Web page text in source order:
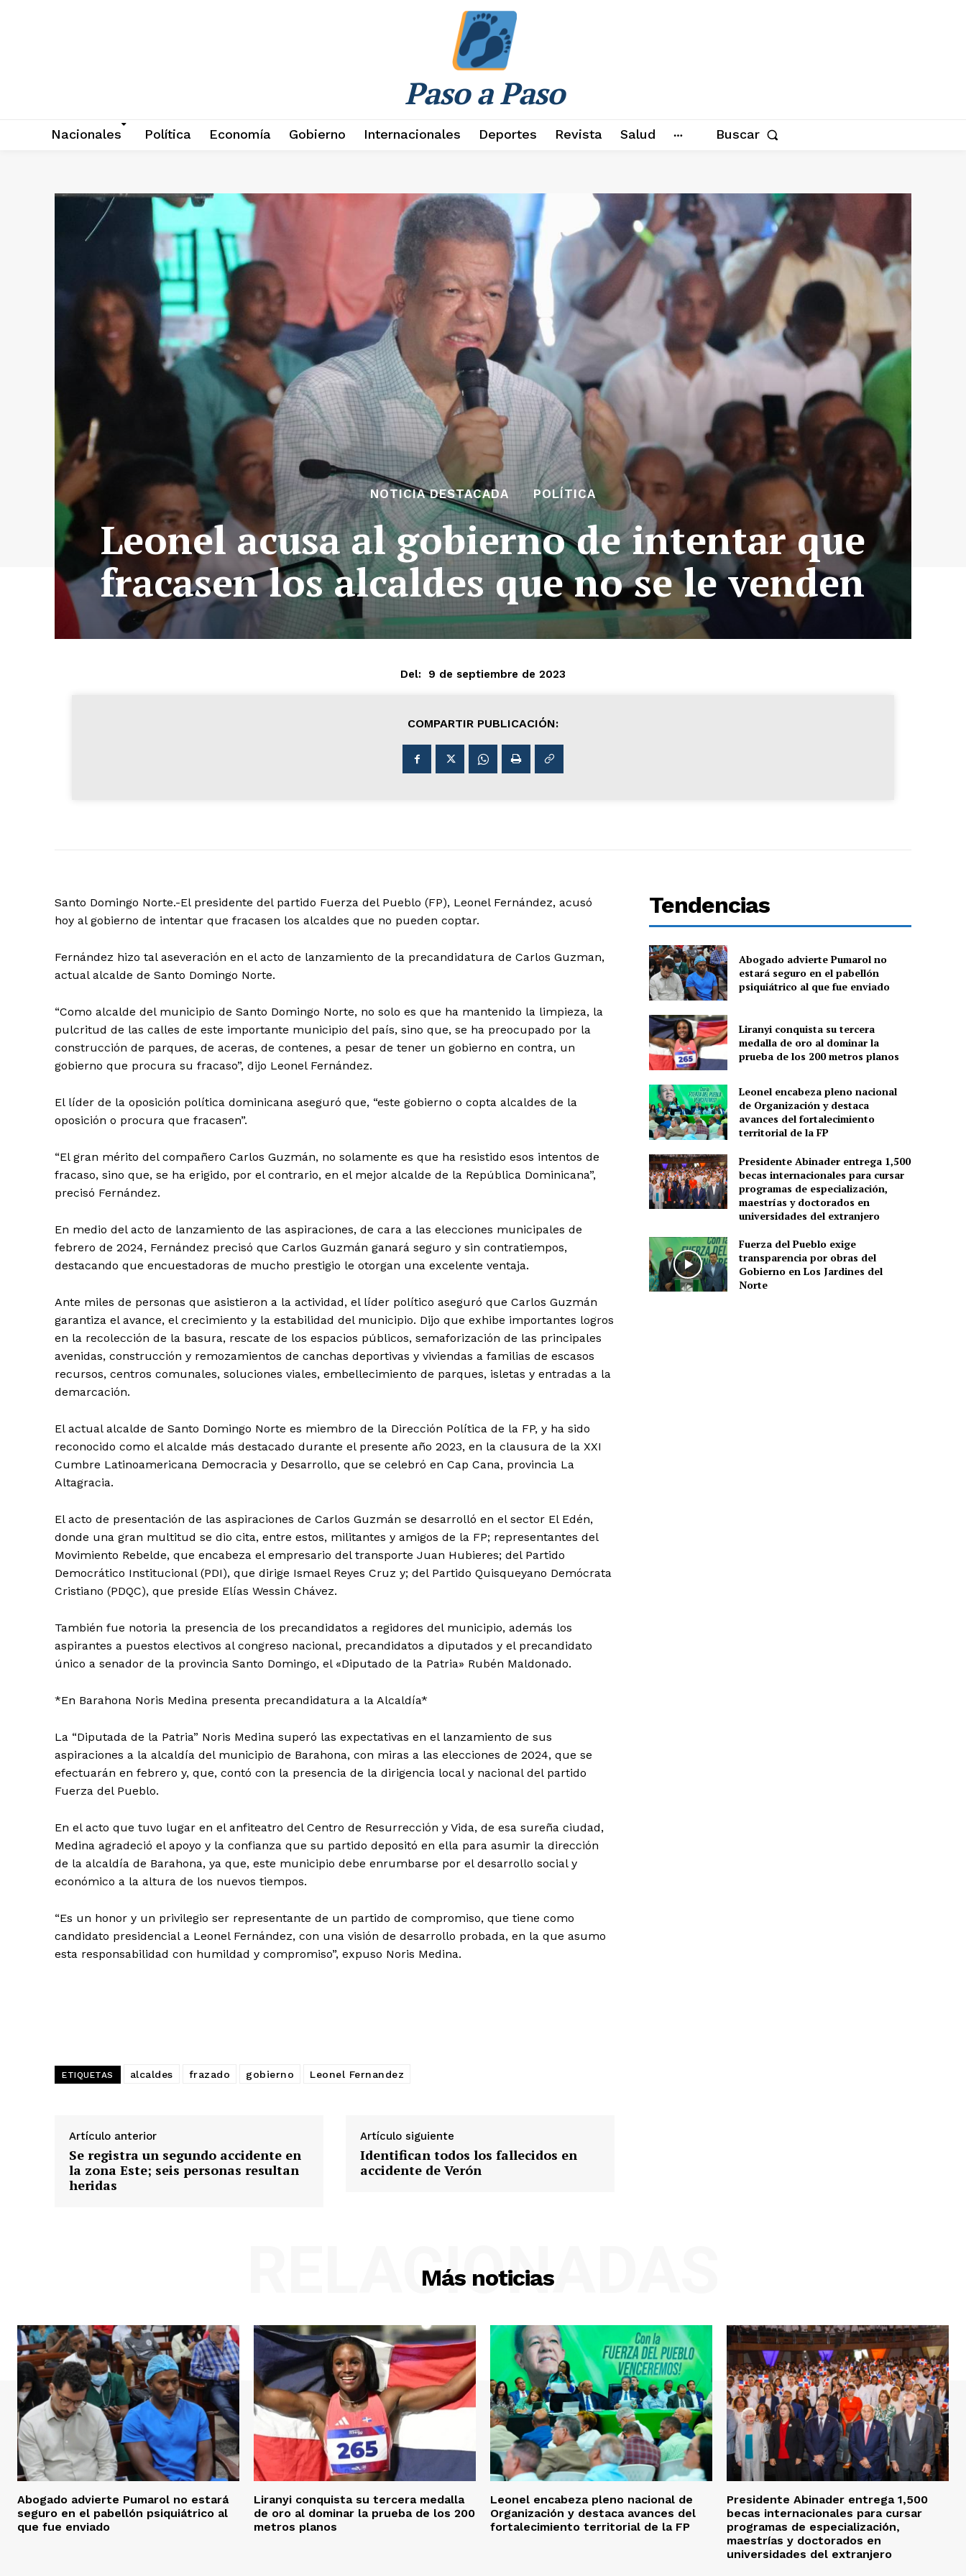
Paso a Paso
Nacionales Política Economía Gobierno Internacionales Deportes Revista Salud Buscar
NOTICIA DESTACADA POLÍTICA
Leonel acusa al gobierno de intentar que
fracasen los alcaldes que no se le venden
Del: 9 de septiembre de 2023
COMPARTIR PUBLICACIÓN:
Santo Domingo Norte.-El presidente del partido Fuerza del Pueblo (FP), Leonel Fernández, acusó
hoy al gobierno de intentar que fracasen los alcaldes que no pueden coptar.
Fernández hizo tal aseveración en el acto de lanzamiento de la precandidatura de Carlos Guzman,
actual alcalde de Santo Domingo Norte.
“Como alcalde del municipio de Santo Domingo Norte, no solo es que ha mantenido la limpieza, la
pulcritud de las calles de este importante municipio del país, sino que, se ha preocupado por la
construcción de parques, de aceras, de contenes, a pesar de tener un gobierno en contra, un
gobierno que procura su fracaso”, dijo Leonel Fernández.
El líder de la oposición política dominicana aseguró que, “este gobierno o copta alcaldes de la
oposición o procura que fracasen”.
“El gran mérito del compañero Carlos Guzmán, no solamente es que ha resistido esos intentos de
fracaso, sino que, se ha erigido, por el contrario, en el mejor alcalde de la República Dominicana”,
precisó Fernández.
En medio del acto de lanzamiento de las aspiraciones, de cara a las elecciones municipales de
febrero de 2024, Fernández precisó que Carlos Guzmán ganará seguro y sin contratiempos,
destacando que encuestadoras de mucho prestigio le otorgan una excelente ventaja.
Ante miles de personas que asistieron a la actividad, el líder político aseguró que Carlos Guzmán
garantiza el avance, el crecimiento y la estabilidad del municipio. Dijo que exhibe importantes logros
en la recolección de la basura, rescate de los espacios públicos, semaforización de las principales
avenidas, construcción y remozamientos de canchas deportivas y viviendas a familias de escasos
recursos, centros comunales, soluciones viales, embellecimiento de parques, isletas y entradas a la
demarcación.
El actual alcalde de Santo Domingo Norte es miembro de la Dirección Política de la FP, y ha sido
reconocido como el alcalde más destacado durante el presente año 2023, en la clausura de la XXI
Cumbre Latinoamericana Democracia y Desarrollo, que se celebró en Cap Cana, provincia La
Altagracia.
El acto de presentación de las aspiraciones de Carlos Guzmán se desarrolló en el sector El Edén,
donde una gran multitud se dio cita, entre estos, militantes y amigos de la FP; representantes del
Movimiento Rebelde, que encabeza el empresario del transporte Juan Hubieres; del Partido
Democrático Institucional (PDI), que dirige Ismael Reyes Cruz y; del Partido Quisqueyano Demócrata
Cristiano (PDQC), que preside Elías Wessin Chávez.
También fue notoria la presencia de los precandidatos a regidores del municipio, además los
aspirantes a puestos electivos al congreso nacional, precandidatos a diputados y el precandidato
único a senador de la provincia Santo Domingo, el «Diputado de la Patria» Rubén Maldonado.
*En Barahona Noris Medina presenta precandidatura a la Alcaldía*
La “Diputada de la Patria” Noris Medina superó las expectativas en el lanzamiento de sus
aspiraciones a la alcaldía del municipio de Barahona, con miras a las elecciones de 2024, que se
efectuarán en febrero y, que, contó con la presencia de la dirigencia local y nacional del partido
Fuerza del Pueblo.
En el acto que tuvo lugar en el anfiteatro del Centro de Resurrección y Vida, de esa sureña ciudad,
Medina agradeció el apoyo y la confianza que su partido depositó en ella para asumir la dirección
de la alcaldía de Barahona, ya que, este municipio debe enrumbarse por el desarrollo social y
económico a la altura de los nuevos tiempos.
“Es un honor y un privilegio ser representante de un partido de compromiso, que tiene como
candidato presidencial a Leonel Fernández, con una visión de desarrollo probada, en la que asumo
esta responsabilidad con humildad y compromiso”, expuso Noris Medina.
ETIQUETAS alcaldes frazado gobierno Leonel Fernandez
Artículo anterior
Se registra un segundo accidente en
la zona Este; seis personas resultan
heridas
Artículo siguiente
Identifican todos los fallecidos en
accidente de Verón
Tendencias
Abogado advierte Pumarol no
estará seguro en el pabellón
psiquiátrico al que fue enviado
Liranyi conquista su tercera
medalla de oro al dominar la
prueba de los 200 metros planos
Leonel encabeza pleno nacional
de Organización y destaca
avances del fortalecimiento
territorial de la FP
Presidente Abinader entrega 1,500
becas internacionales para cursar
programas de especialización,
maestrías y doctorados en
universidades del extranjero
Fuerza del Pueblo exige
transparencia por obras del
Gobierno en Los Jardines del
Norte
Más noticias
RELACIONADAS
Abogado advierte Pumarol no estará
seguro en el pabellón psiquiátrico al
que fue enviado
Liranyi conquista su tercera medalla
de oro al dominar la prueba de los 200
metros planos
Leonel encabeza pleno nacional de
Organización y destaca avances del
fortalecimiento territorial de la FP
Presidente Abinader entrega 1,500
becas internacionales para cursar
programas de especialización,
maestrías y doctorados en
universidades del extranjero